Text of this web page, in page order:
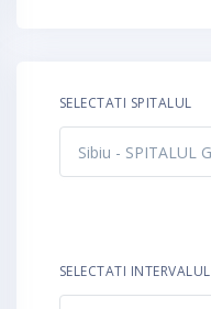
SELECTATI SPITALUL
SELECTATI INTERVALUL